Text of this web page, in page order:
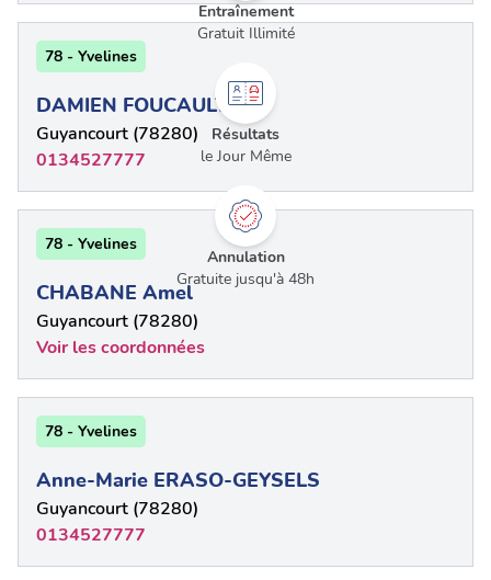
Entraînement
Gratuit Illimité
Résultats
le Jour Même
Annulation
Gratuite jusqu'à 48h
78 - Yvelines
DAMIEN FOUCAULT
Guyancourt (78280)
0134527777
78 - Yvelines
CHABANE Amel
Guyancourt (78280)
Voir les coordonnées
78 - Yvelines
Anne-Marie ERASO-GEYSELS
Guyancourt (78280)
0134527777